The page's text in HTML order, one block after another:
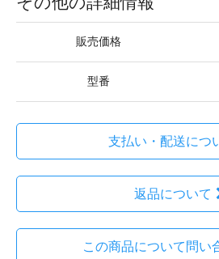
販売価格
型番
支払い・配送につ
返品について
この商品について問い